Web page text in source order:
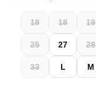
18 18 19
25 27 28
33 L M